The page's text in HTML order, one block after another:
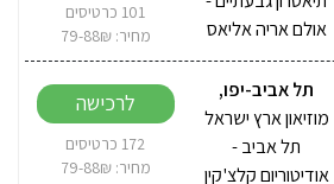
אולם אריה אליאס
101 כרטיסים
מחיר: 79-88₪
תל אביב-יפו,
מוזיאון ארץ ישראל
תל אביב -
אודיטוריום קלצ'קין
לרכישה
172 כרטיסים
מחיר: 79-88₪